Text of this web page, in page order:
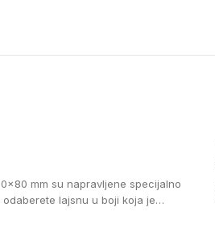
mm su napravljene specijalno
lajsnu u boji koja je